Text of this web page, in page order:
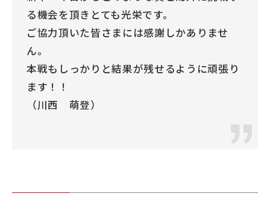
る機会を頂きとても光栄です。
ご協力頂いた皆さまには感謝しかありませ
ん。
本戦もしっかりと結果が残せるように頑張り
ます！！
（川西 萌登）